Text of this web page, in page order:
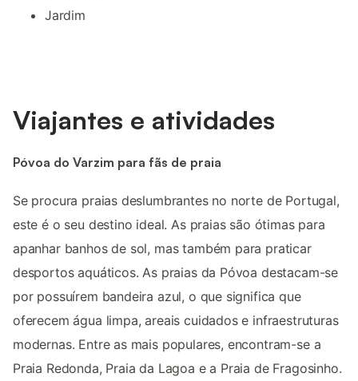
Jardim
Viajantes e atividades
Póvoa do Varzim para fãs de praia
Se procura praias deslumbrantes no norte de Portugal,
este é o seu destino ideal. As praias são ótimas para
apanhar banhos de sol, mas também para praticar
desportos aquáticos. As praias da Póvoa destacam-se
por possuírem bandeira azul, o que significa que
oferecem água limpa, areais cuidados e infraestruturas
modernas. Entre as mais populares, encontram-se a
Praia Redonda, Praia da Lagoa e a Praia de Fragosinho.